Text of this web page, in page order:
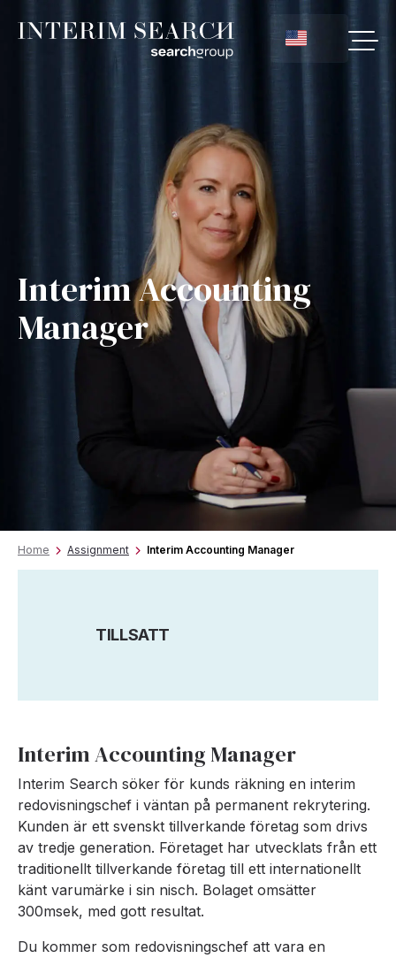
Interim Accounting
Manager
Home Assignment Interim Accounting Manager
TILLSATT
Interim Accounting Manager
Interim Search söker för kunds räkning en interim
redovisningschef i väntan på permanent rekrytering.
Kunden är ett svenskt tillverkande företag som drivs
av tredje generation. Företaget har utvecklats från ett
traditionellt tillverkande företag till ett internationellt
känt varumärke i sin nisch. Bolaget omsätter
300msek, med gott resultat.
Du kommer som redovisningschef att vara en